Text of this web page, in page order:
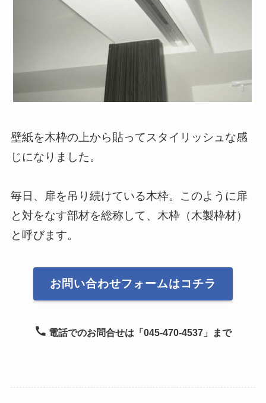
壁紙を木枠の上から貼ってスタイリッシュな感
じになりました。
毎日、扉を吊り続けている木枠。このように扉
と対をなす部材を総称して、木枠（木製枠材）
と呼びます。
お問い合わせフォームはコチラ
電話でのお問合せは「045-470-4537」まで